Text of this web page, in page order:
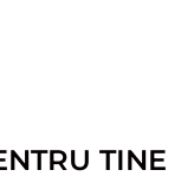
TINE